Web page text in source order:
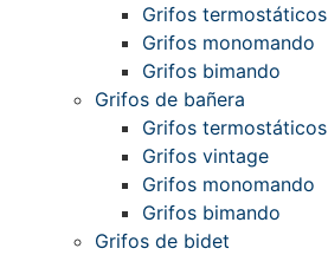
Grifos termostáticos
Grifos monomando
Grifos bimando
Grifos de bañera
Grifos termostáticos
Grifos vintage
Grifos monomando
Grifos bimando
Grifos de bidet